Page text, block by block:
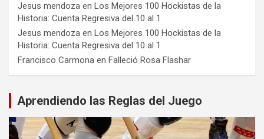
Jesus mendoza en Los Mejores 100 Hockistas de la
Historia: Cuenta Regresiva del 10 al 1
Jesus mendoza en Los Mejores 100 Hockistas de la
Historia: Cuenta Regresiva del 10 al 1
Francisco Carmona en Falleció Rosa Flashar
Aprendiendo las Reglas del Juego